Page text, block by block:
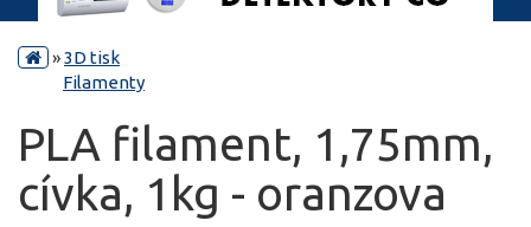
»3D tisk
Filamenty
PLA filament, 1,75mm,
cívka, 1kg - oranzova